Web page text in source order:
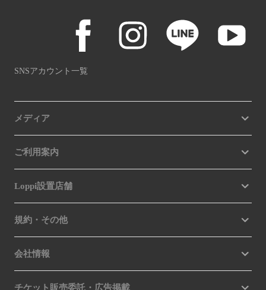
SNSアカウント一覧
メディア
ご利用案内
Loppi設置店舗
規約・その他
会社情報
チケット販売委託・広告掲載